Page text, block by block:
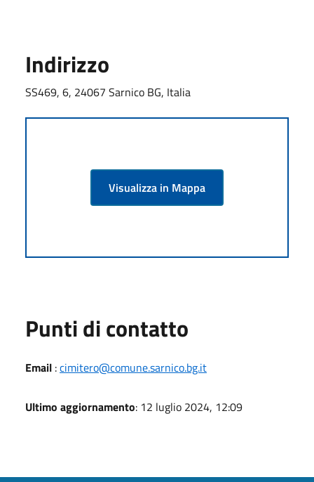
Indirizzo
SS469, 6, 24067 Sarnico BG, Italia
Visualizza in Mappa
Punti di contatto
Email :cimitero@comune.sarnico.bg.it
Ultimo aggiornamento: 12 luglio 2024, 12:09